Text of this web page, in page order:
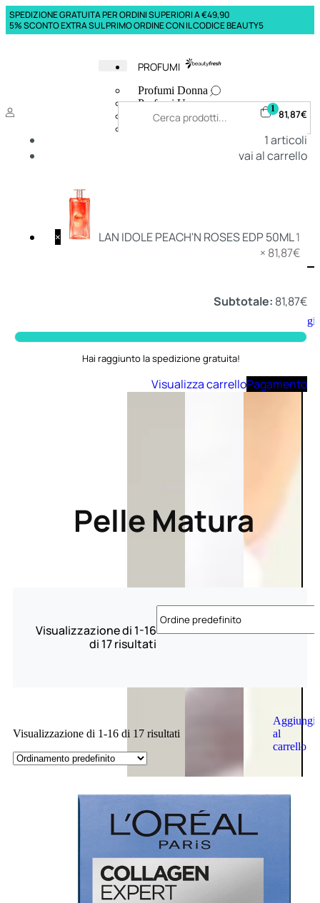
SPEDIZIONE GRATUITA PER ORDINI SUPERIORI A €49,90
5% SCONTO EXTRA SUL PRIMO ORDINE CON IL CODICE BEAUTY5
PROFUMI
Profumi Donna
Profumi Uomo
Deodoranti Donna
Aggiungi
al
Aggiungi
al
carrello
1 81,87€
1articoli
vai al carrello
× LAN IDOLE PEACH'N ROSES EDP 50ML1
× 81,87€
Subtotale: 81,87€
Hai raggiunto la spedizione gratuita!
Visualizza carrelloPagamento
Pelle Matura
Visualizzazione di 1-16
di 17 risultati
Visualizzazione di 1-16 di 17 risultati